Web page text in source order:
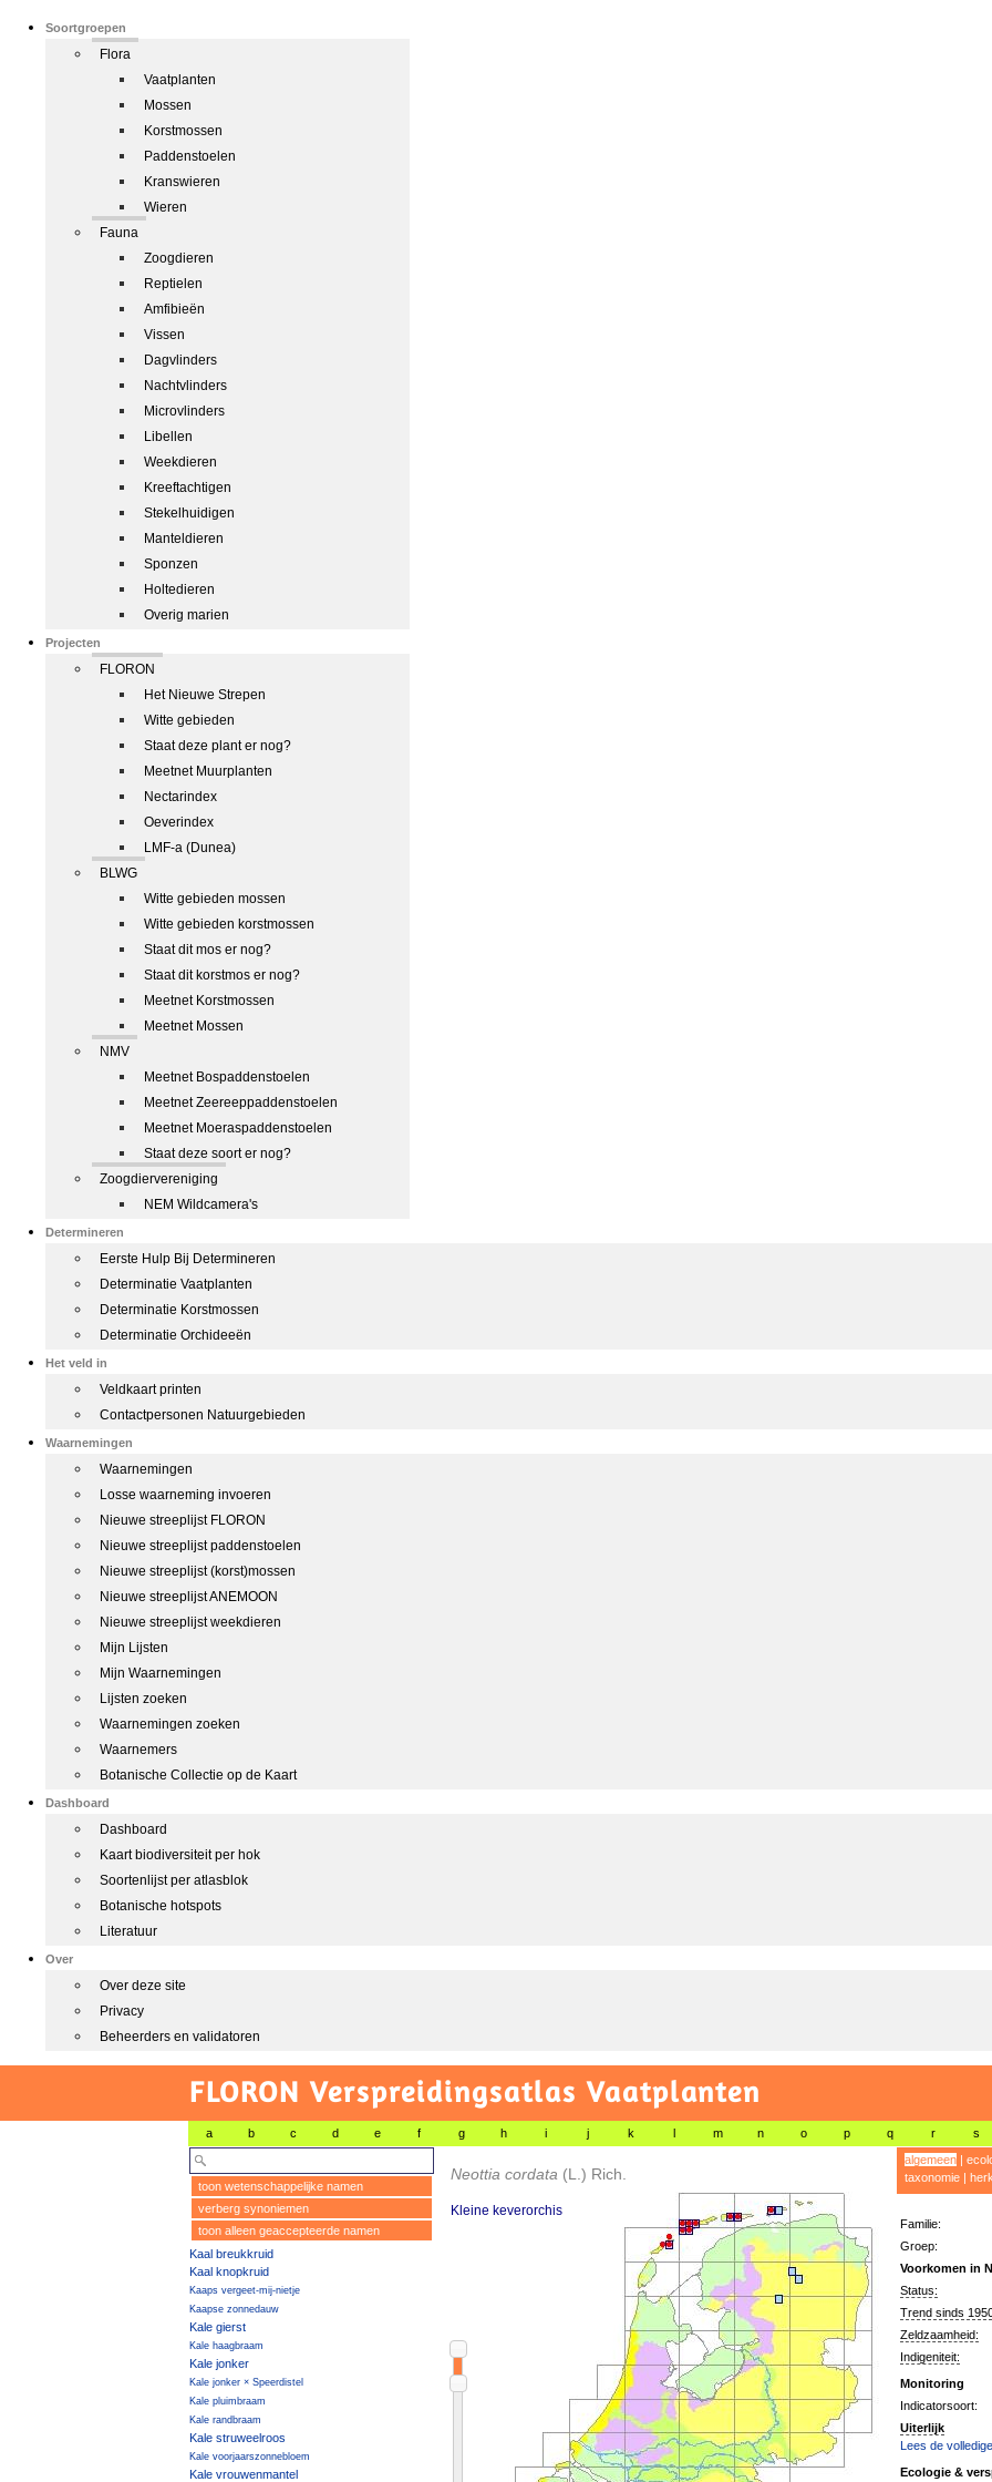
Soortgroepen
Flora
Vaatplanten
Mossen
Korstmossen
Paddenstoelen
Kranswieren
Wieren
Fauna
Zoogdieren
Reptielen
Amfibieën
Vissen
Dagvlinders
Nachtvlinders
Microvlinders
Libellen
Weekdieren
Kreeftachtigen
Stekelhuidigen
Manteldieren
Sponzen
Holtedieren
Overig marien
Projecten
FLORON
Het Nieuwe Strepen
Witte gebieden
Staat deze plant er nog?
Meetnet Muurplanten
Nectarindex
Oeverindex
LMF-a (Dunea)
BLWG
Witte gebieden mossen
Witte gebieden korstmossen
Staat dit mos er nog?
Staat dit korstmos er nog?
Meetnet Korstmossen
Meetnet Mossen
NMV
Meetnet Bospaddenstoelen
Meetnet Zeereeppaddenstoelen
Meetnet Moeraspaddenstoelen
Staat deze soort er nog?
Zoogdiervereniging
NEM Wildcamera's
Determineren
Eerste Hulp Bij Determineren
Determinatie Vaatplanten
Determinatie Korstmossen
Determinatie Orchideeën
Het veld in
Veldkaart printen
Contactpersonen Natuurgebieden
Waarnemingen
Waarnemingen
Losse waarneming invoeren
Nieuwe streeplijst FLORON
Nieuwe streeplijst paddenstoelen
Nieuwe streeplijst (korst)mossen
Nieuwe streeplijst ANEMOON
Nieuwe streeplijst weekdieren
Mijn Lijsten
Mijn Waarnemingen
Lijsten zoeken
Waarnemingen zoeken
Waarnemers
Botanische Collectie op de Kaart
Dashboard
Dashboard
Kaart biodiversiteit per hok
Soortenlijst per atlasblok
Botanische hotspots
Literatuur
Over
Over deze site
Privacy
Beheerders en validatoren
FLORON Verspreidingsatlas Vaatplanten
a b c d e f g h i j k l m n o p q r s
toon wetenschappelijke namen
verberg synoniemen
toon alleen geaccepteerde namen
Kaal breukkruid
Kaal knopkruid
Kaaps vergeet-mij-nietje
Kaapse zonnedauw
Kale gierst
Kale haagbraam
Kale jonker
Kale jonker × Speerdistel
Kale pluimbraam
Kale randbraam
Kale struweelroos
Kale voorjaarszonnebloem
Kale vrouwenmantel
Neottia cordata (L.) Rich.
Kleine keverorchis
algemeen|
taxonomie|
Familie:
Groep:
Voorkomen in
Status:
Trend sinds
Zeldzaamheid:
Indigeniteit:
Monitoring
Indicatorsoort:
Uiterlijk
Lees de
Ecologie &